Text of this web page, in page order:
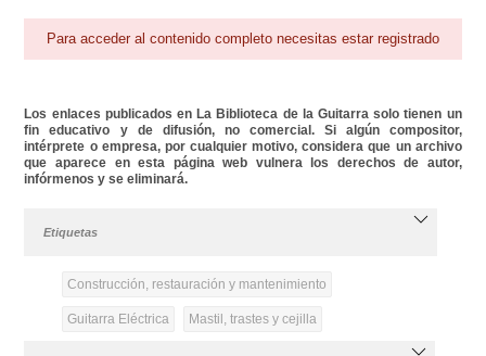
Para acceder al contenido completo necesitas estar registrado
Los enlaces publicados en La Biblioteca de la Guitarra solo tienen un
fin educativo y de difusión, no comercial. Si algún compositor,
intérprete o empresa, por cualquier motivo, considera que un archivo
que aparece en esta página web vulnera los derechos de autor,
infórmenos y se eliminará.
Etiquetas
Construcción, restauración y mantenimiento
Guitarra Eléctrica Mastil, trastes y cejilla